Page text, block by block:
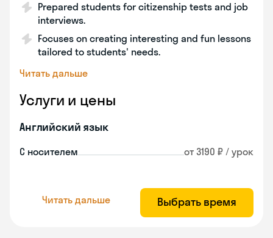
Prepared students for citizenship tests and job
interviews.
Focuses on creating interesting and fun lessons
tailored to students' needs.
Читать дальше
Услуги и цены
Английский язык
С носителем от 3190 ₽ / урок
Читать дальше Выбрать время